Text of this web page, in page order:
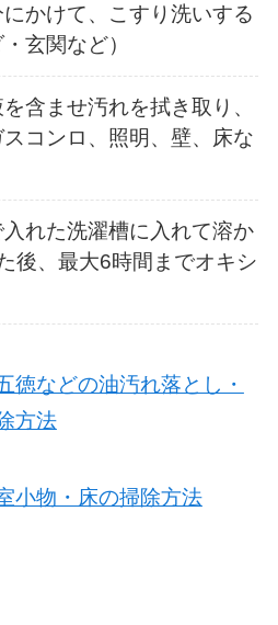
かけて、こすり洗いする
玄関など）
含ませ汚れを拭き取り、
コンロ、照明、壁、床な
れた洗濯槽に入れて溶か
後、最大6時間までオキシ
徳などの油汚れ落とし・
方法
小物・床の掃除方法